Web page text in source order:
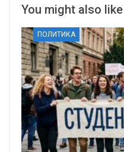
You might also like
ПОЛИТИКА